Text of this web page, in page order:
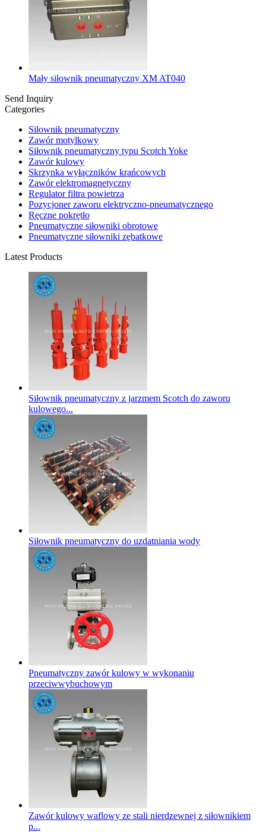
Mały siłownik pneumatyczny XM AT040
Send Inquiry
Categories
Siłownik pneumatyczny
Zawór motylkowy
Siłownik pneumatyczny typu Scotch Yoke
Zawór kulowy
Skrzynka wyłączników krańcowych
Zawór elektromagnetyczny
Regulator filtra powietrza
Pozycjoner zaworu elektryczno-pneumatycznego
Ręczne pokrętło
Pneumatyczne siłowniki obrotowe
Pneumatyczne siłowniki zębatkowe
Latest Products
Siłownik pneumatyczny z jarzmem Scotch do zaworu
kulowego...
Siłownik pneumatyczny do uzdatniania wody
Pneumatyczny zawór kulowy w wykonaniu
przeciwwybuchowym
Zawór kulowy waflowy ze stali nierdzewnej z siłownikiem
p...